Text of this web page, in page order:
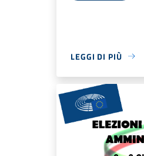
LEGGI DI PIÙ